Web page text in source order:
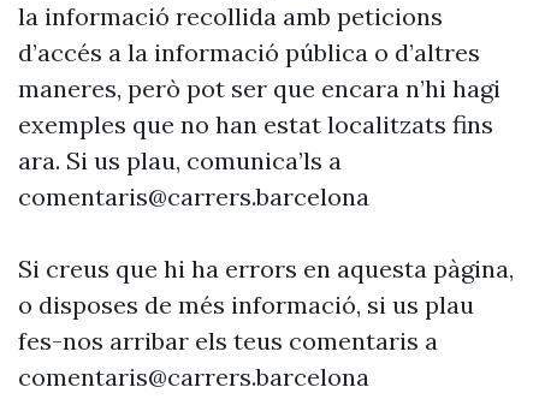
la informació recollida amb peticions
d’accés a la informació pública o d’altres
maneres, però pot ser que encara n’hi hagi
exemples que no han estat localitzats fins
ara. Si us plau, comunica’ls a
comentaris@carrers.barcelona
Si creus que hi ha errors en aquesta pàgina,
o disposes de més informació, si us plau
fes-nos arribar els teus comentaris a
comentaris@carrers.barcelona